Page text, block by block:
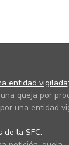
entidad vigilada:
queja por
una entidad
de la SFC: